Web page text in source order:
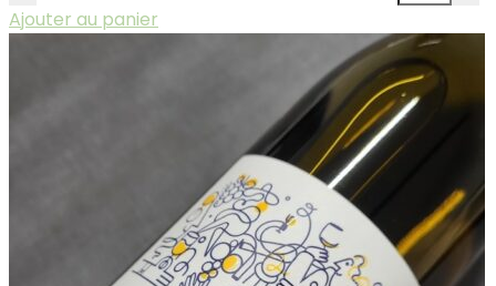
Ajouter au panier